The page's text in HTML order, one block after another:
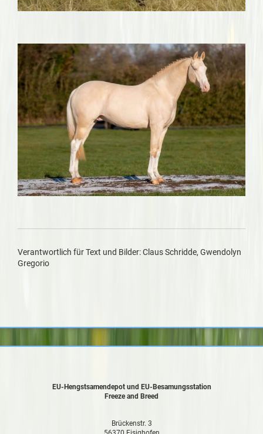
Verantwortlich für Text und Bilder: Claus Schridde, Gwendolyn
Gregorio
EU-Hengstsamendepot und EU-Besamungsstation
Freeze and Breed
Brückenstr. 3